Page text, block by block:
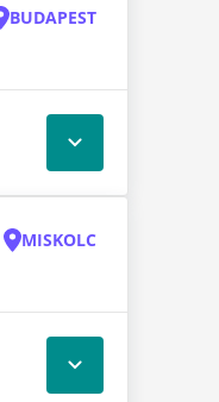
BUDAPEST
MISKOLC